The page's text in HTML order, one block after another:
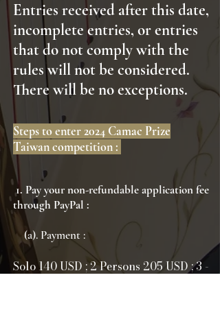
Entries received after this date,
incomplete entries, or entries
that do not comply with the
rules will not be considered.
There will be no exceptions.
Steps to enter 2024 Camac Prize
Taiwan competition :
1. Pay your non-refundable application fee
through PayPal :
(a). Payment :
Solo 140 USD ; 2 Persons 205 USD ; 3 -